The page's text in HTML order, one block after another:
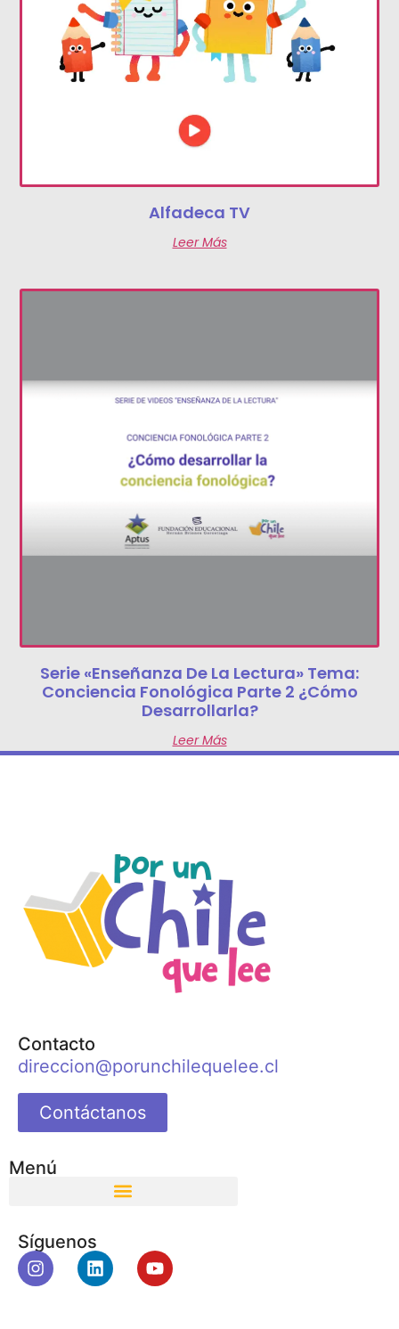
Alfadeca TV
Leer Más
Serie «Enseñanza De La Lectura» Tema:
Conciencia Fonológica Parte 2 ¿Cómo
Desarrollarla?
Leer Más
Contacto
direccion@porunchilequelee.cl
Contáctanos
Menú
Síguenos